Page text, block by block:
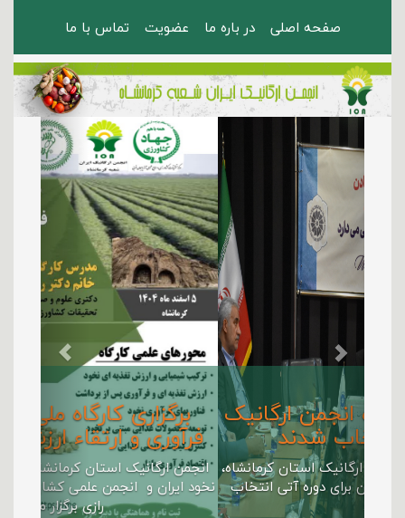
صفحه اصلی در باره ما عضویت تماس با ما
اعضای هیات مدیره انجمن ارگانیک
کرمانشاه انتخاب شدند
با برگزاری مجمع عمومی انجمن ارگانیک استان کرمانشاه،
اعضای هیات مدیره این انجمن برای دوره آتی انتخاب
شدند.